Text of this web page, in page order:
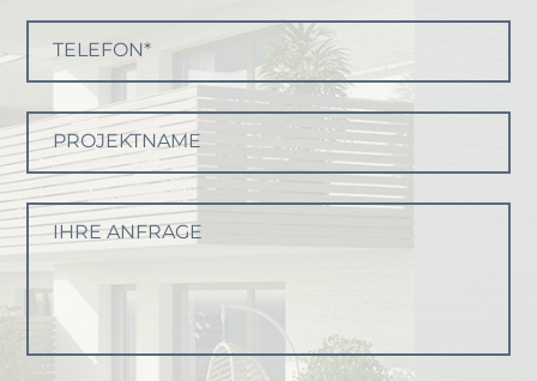
TELEFON*
PROJEKTNAME
IHRE ANFRAGE